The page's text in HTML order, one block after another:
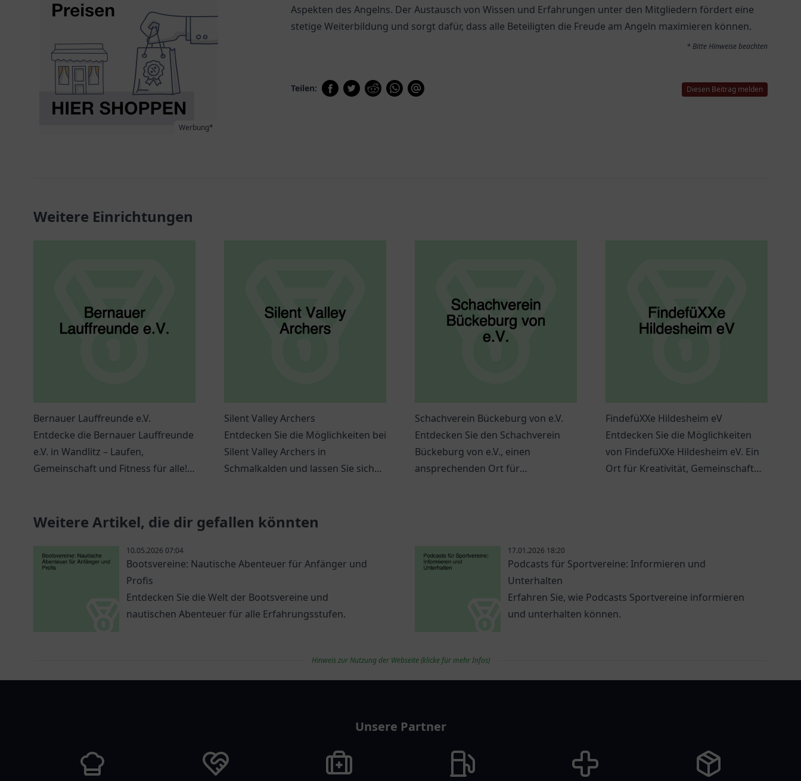
Werbung*
Aspekten des Angelns. Der Austausch von Wissen und Erfahrungen unter den Mitgliedern fördert eine
stetige Weiterbildung und sorgt dafür, dass alle Beteiligten die Freude am Angeln maximieren können.
* Bitte Hinweise beachten
Teilen: Diesen Beitrag melden
Weitere Einrichtungen
Bernauer Lauffreunde e.V.
Entdecke die Bernauer Lauffreunde
e.V. in Wandlitz – Laufen,
Gemeinschaft und Fitness für alle!
Silent Valley Archers
Entdecken Sie die Möglichkeiten bei
Silent Valley Archers in
Schmalkalden und lassen Sie sich
Schachverein Bückeburg von e.V.
Entdecken Sie den Schachverein
Bückeburg von e.V., einen
ansprechenden Ort für
FindefüXXe Hildesheim eV
Entdecken Sie die Möglichkeiten
von FindefüXXe Hildesheim eV. Ein
Ort für Kreativität, Gemeinschaft
Weitere Artikel, die dir gefallen könnten
10.05.2026 07:04
Bootsvereine: Nautische Abenteuer für Anfänger und
Profis
Entdecken Sie die Welt der Bootsvereine und
nautischen Abenteuer für alle Erfahrungsstufen.
17.01.2026 18:20
Podcasts für Sportvereine: Informieren und
Unterhalten
Erfahren Sie, wie Podcasts Sportvereine informieren
und unterhalten können.
Hinweis zur Nutzung der Webseite (klicke für mehr Infos)
Unsere Partner